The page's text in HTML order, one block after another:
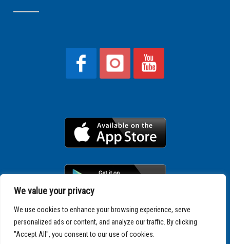
We value your privacy
We use cookies to enhance your browsing experience, serve
personalized ads or content, and analyze our traffic. By clicking
"Accept All", you consent to our use of cookies.
Copyright © 2025 SPARTATHLON